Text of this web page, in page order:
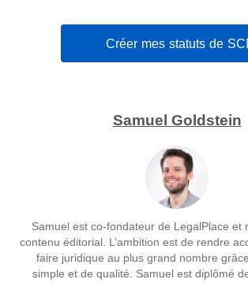
Créer mes statuts de SCI
Samuel Goldstein
Samuel est co-fondateur de LegalPlace et
contenu éditorial. L’ambition est de rendre
faire juridique au plus grand nombre
simple et de qualité. Samuel est diplômé